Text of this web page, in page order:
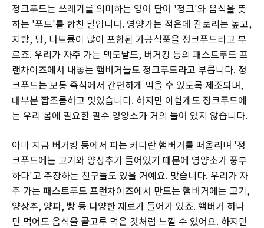
정크푸드는 쓰레기를 의미하는 영어 단어 '정크'와 음식을 뜻
하는 '푸드'를 합친 말입니다. 영양가는 적은데 칼로리는 높고,
지방, 당, 나트륨이 많이 포함된 가공식품을 정크푸드라고 부
르죠. 우리가 자주 가는 맥도날드, 버거킹 등의 패스트푸드 프
랜차이즈에서 내놓는 햄버거들도 정크푸드라고 부릅니다. 정
크푸드는 보통 즉석에서 간편하게 먹을 수 있도록 제조되며,
대부분 짭조름하고 맛있습니다. 하지만 아쉽게도 정크푸드에
는 우리 몸에 필요한 필수 영양소가 거의 들어 있지 않습니다.
아마 지금 버거킹 등에서 파는 커다란 햄버거를 떠올리며 '정
크푸드에는 고기와 양상추가 들어있기 때문에 영양소가 풍부
하다'고 주장하는 친구들도 있을 거예요. 맞습니다. 우리가 자
주 가는 패스트푸드 프랜차이즈에서 만드는 햄버거에는 고기,
양상추, 양파, 빵 등 다양한 재료가 들어가 있죠. 햄버거 하나
만 먹어도 음식을 골고루 먹은 것처럼 느낄 수 있어요. 하지만